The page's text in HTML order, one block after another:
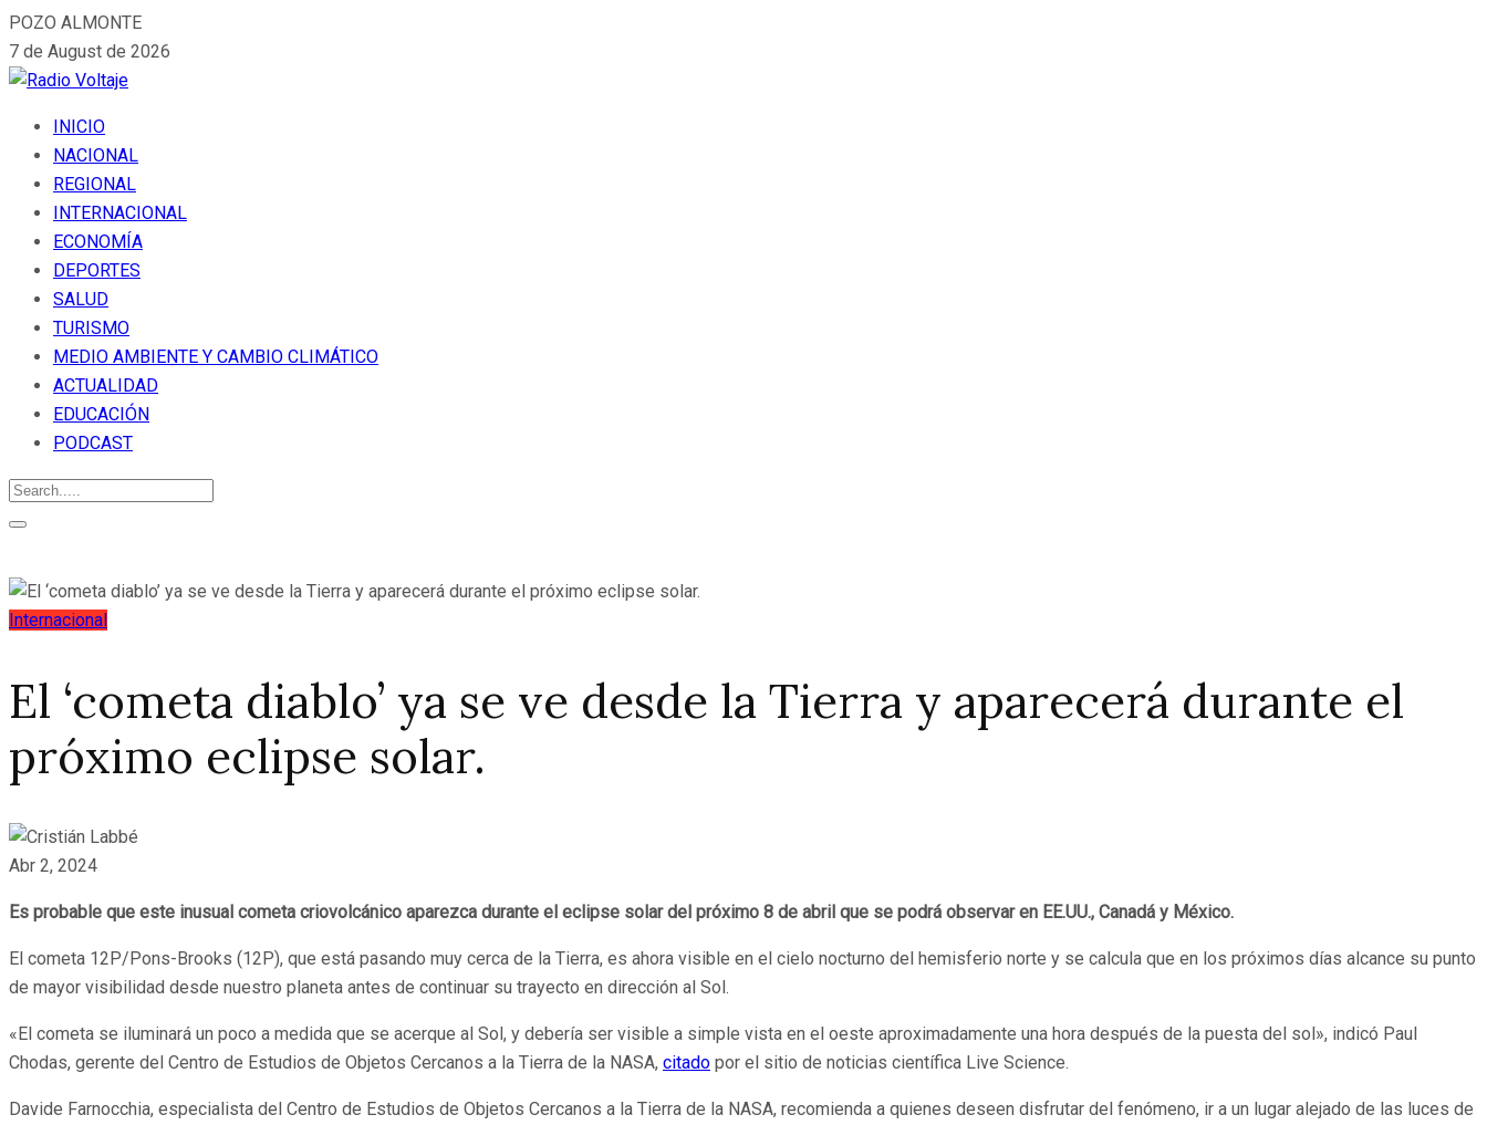
POZO ALMONTE
7 de August de 2026
INICIO
NACIONAL
REGIONAL
INTERNACIONAL
ECONOMÍA
DEPORTES
SALUD
TURISMO
MEDIO AMBIENTE Y CAMBIO CLIMÁTICO
ACTUALIDAD
EDUCACIÓN
PODCAST
Internacional
El ‘cometa diablo’ ya se ve desde la Tierra y aparecerá durante el
próximo eclipse solar.
Abr 2, 2024
Es probable que este inusual cometa criovolcánico aparezca durante el eclipse solar del próximo 8 de abril que se podrá observar en EE.UU., Canadá y México.
El cometa 12P/Pons-Brooks (12P), que está pasando muy cerca de la Tierra, es ahora visible en el cielo nocturno del hemisferio norte y se calcula que en los próximos días alcance su punto
de mayor visibilidad desde nuestro planeta antes de continuar su trayecto en dirección al Sol.
«El cometa se iluminará un poco a medida que se acerque al Sol, y debería ser visible a simple vista en el oeste aproximadamente una hora después de la puesta del sol», indicó Paul
Chodas, gerente del Centro de Estudios de Objetos Cercanos a la Tierra de la NASA, citado por el sitio de noticias científica Live Science.
Davide Farnocchia, especialista del Centro de Estudios de Objetos Cercanos a la Tierra de la NASA, recomienda a quienes deseen disfrutar del fenómeno, ir a un lugar alejado de las luces de